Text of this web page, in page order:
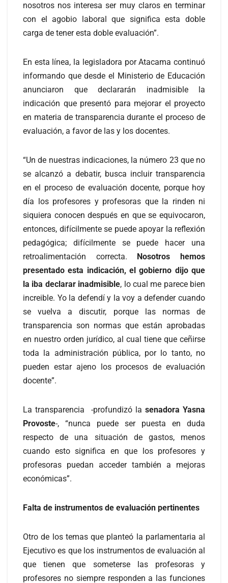
nosotros nos interesa ser muy claros en terminar
con el agobio laboral que significa esta doble
carga de tener esta doble evaluación”.
En esta línea, la legisladora por Atacama continuó
informando que desde el Ministerio de Educación
anunciaron que declararán inadmisible la
indicación que presentó para mejorar el proyecto
en materia de transparencia durante el proceso de
evaluación, a favor de las y los docentes.
“Un de nuestras indicaciones, la número 23 que no
se alcanzó a debatir, busca incluir transparencia
en el proceso de evaluación docente, porque hoy
día los profesores y profesoras que la rinden ni
siquiera conocen después en que se equivocaron,
entonces, difícilmente se puede apoyar la reflexión
pedagógica; difícilmente se puede hacer una
retroalimentación correcta.
Nosotros hemos
presentado esta indicación, el gobierno dijo que
la iba declarar inadmisible, lo cual me parece bien
increible. Yo la defendí y la voy a defender cuando
se vuelva a discutir, porque las normas de
transparencia son normas que están aprobadas
en nuestro orden jurídico, al cual tiene que ceñirse
toda la administración pública, por lo tanto, no
pueden estar ajeno los procesos de evaluación
docente”.
La transparencia -profundizó la senadora Yasna
Provoste-, “nunca puede ser puesta en duda
respecto de una situación de gastos, menos
cuando esto significa en que los profesores y
profesoras puedan acceder también a mejoras
económicas”.
Falta de instrumentos de evaluación pertinentes
Otro de los temas que planteó la parlamentaria al
Ejecutivo es que los instrumentos de evaluación al
que tienen que someterse las profesoras y
profesores no siempre responden a las funciones